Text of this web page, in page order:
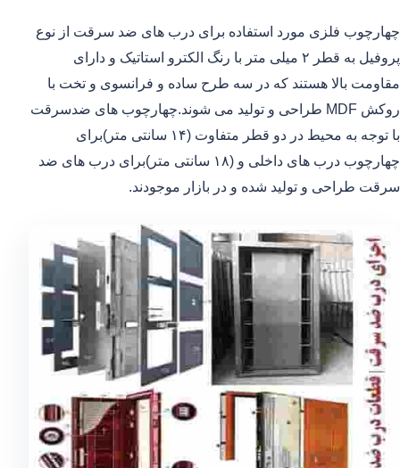
چهارچوب فلزی مورد استفاده برای درب های ضد سرقت از نوع
پروفیل به قطر ۲ میلی متر با رنگ الکترو استاتیک و دارای
مقاومت بالا هستند که در سه طرح ساده و فرانسوی و تخت با
روکش MDF طراحی و تولید می شوند.چهارچوب های ضدسرقت
با توجه به محیط در دو قطر متفاوت (۱۴ سانتی متر)برای
چهارچوب درب های داخلی و (۱۸ سانتی متر)برای درب های ضد
سرقت طراحی و تولید شده و در بازار موجودند.